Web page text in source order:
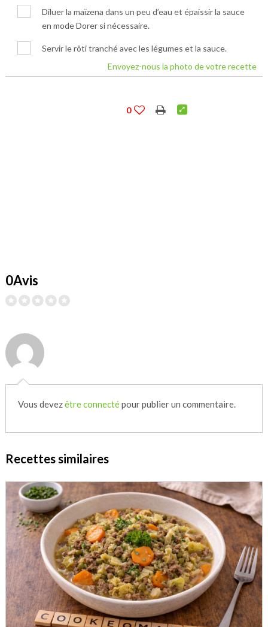
Diluer la maïzena dans un peu d’eau et épaissir la sauce
en mode Dorer si nécessaire.
Servir le rôti tranché avec les légumes et la sauce.
Envoyez-nous la photo de votre recette
0
0Avis
Vous devezêtre connectépour publier un commentaire.
Recettes similaires